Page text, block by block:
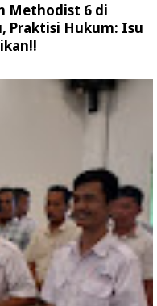
Methodist 6 di
Praktisi Hukum: Isu